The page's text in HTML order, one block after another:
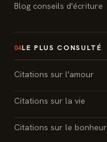
Blog conseils d'écriture
04LE PLUS CONSULTÉ
Citations sur l'amour
Citations sur la vie
Citations sur le bonheur